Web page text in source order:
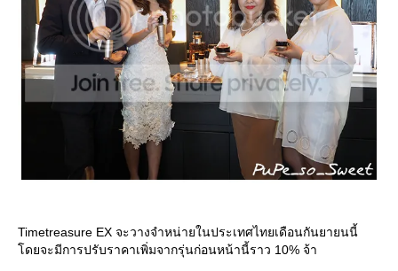
Timetreasure EX จะวางจำหน่ายในประเทศไทยเดือนกันยายนนี้
ดยจะมีการปรับราคาเพิ่มจากรุ่นก่อนหน้านี้ราว 10% จ้า